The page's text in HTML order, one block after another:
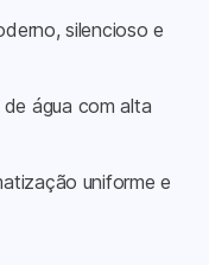
silencioso e
água com alta
uniforme e